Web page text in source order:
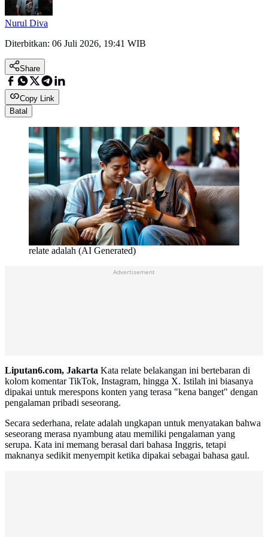
Nurul Diva
Diterbitkan: 06 Juli 2026, 19:41 WIB
Share
Copy Link
Batal
relate adalah (AI Generated)
Liputan6.com, Jakarta Kata relate belakangan ini bertebaran di
kolom komentar TikTok, Instagram, hingga X. Istilah ini biasanya
dipakai untuk merespons konten yang terasa "kena banget" dengan
pengalaman pribadi seseorang.
Secara sederhana, relate adalah ungkapan untuk menyatakan bahwa
seseorang merasa nyambung atau memiliki pengalaman yang
serupa. Kata ini memang berasal dari bahasa Inggris, tetapi
maknanya sedikit menyempit ketika dipakai sebagai bahasa gaul.